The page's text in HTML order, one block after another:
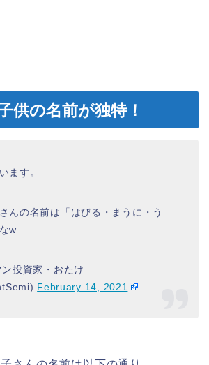
供の名前が独特！
ます。
んの名前は「はびる・まうに・う
w
投資家・おたけ
February 14, 2021